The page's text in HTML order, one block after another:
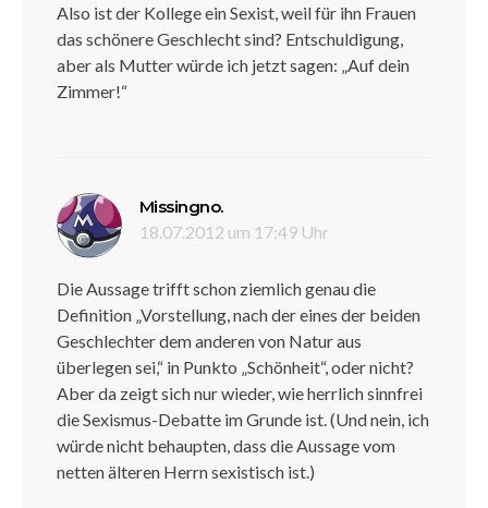
Also ist der Kollege ein Sexist, weil für ihn Frauen
das schönere Geschlecht sind? Entschuldigung,
aber als Mutter würde ich jetzt sagen: „Auf dein
Zimmer!“
Missingno.
18.07.2012 um 17:49 Uhr
Die Aussage trifft schon ziemlich genau die
Definition „Vorstellung, nach der eines der beiden
Geschlechter dem anderen von Natur aus
überlegen sei,“ in Punkto „Schönheit“, oder nicht?
Aber da zeigt sich nur wieder, wie herrlich sinnfrei
die Sexismus-Debatte im Grunde ist. (Und nein, ich
würde nicht behaupten, dass die Aussage vom
netten älteren Herrn sexistisch ist.)